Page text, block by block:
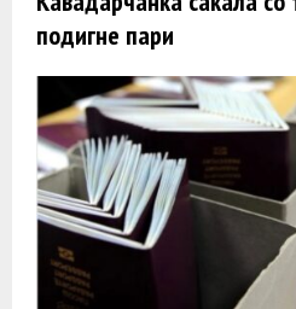
подигне пари